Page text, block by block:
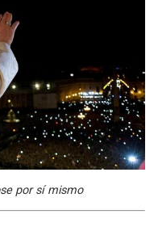
por sí mismo